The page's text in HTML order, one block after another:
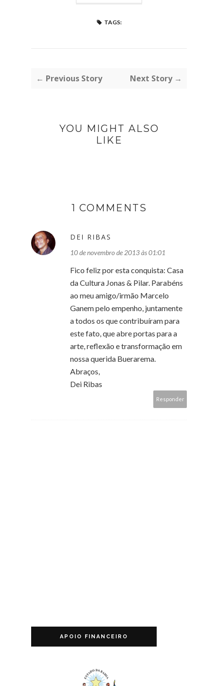
TAGS:
← Previous Story Next Story →
YOU MIGHT ALSO
LIKE
1 COMMENTS
DEI RIBAS
10 de novembro de 2013 às 01:01
Fico feliz por esta conquista: Casa
da Cultura Jonas & Pilar. Parabéns
ao meu amigo/irmão Marcelo
Ganem pelo empenho, juntamente
a todos os que contribuíram para
este fato, que abre portas para a
arte, reflexão e transformação em
nossa querida Buerarema.
Abraços,
Dei Ribas
Responder
APOIO FINANCEIRO